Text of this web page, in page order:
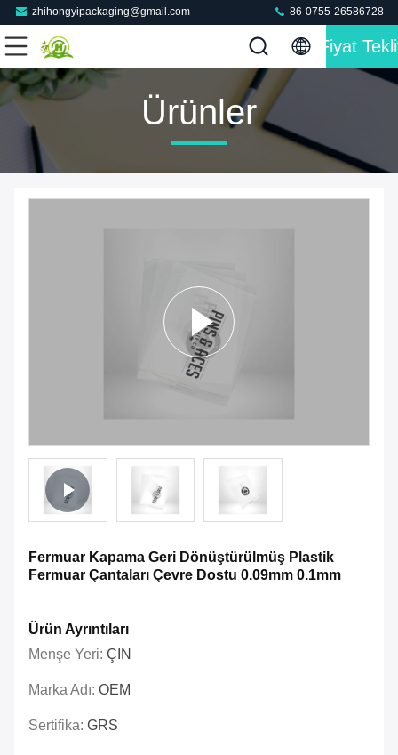
zhihongyipackaging@gmail.com 86-0755-26586728
Fiyat
Ürünler
Fermuar Kapama Geri Dönüştürülmüş Plastik
Fermuar Çantaları Çevre Dostu 0.09mm 0.1mm
Ürün Ayrıntıları
Menşe Yeri: ÇIN
Marka Adı: OEM
Sertifika: GRS